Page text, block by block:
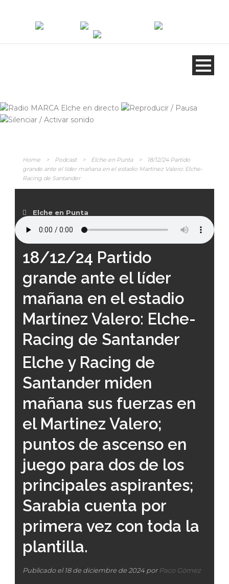
Home > Podcast > Elche en Punta >
18/12/24 Partido
grande ante el líder mañana en el estadio Martínez Valero: Elche-
Racing de Santander
Elche en Punta
18/12/24 Partido
grande ante el líder
mañana en el estadio
Martínez Valero: Elche-
Racing de Santander
Elche y Racing de
Santander miden
mañana sus fuerzas en
el Martinez Valero;
puntos de ascenso en
juego para dos de los
principales aspirantes;
Sarabia cuenta por
primera vez con toda la
plantilla.
Publicado el 18 de diciembre de 2024 porPaco Gómez